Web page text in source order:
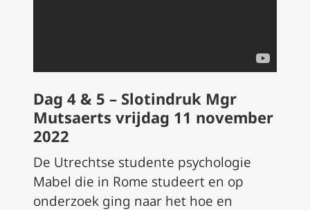
Dag 4 & 5 – Slotindruk Mgr
Mutsaerts vrijdag 11 november
2022
De Utrechtse studente psychologie
Mabel die in Rome studeert en op
onderzoek ging naar het hoe en